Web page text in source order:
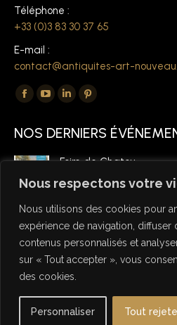
Nous respectons votre
Nous utilisons des cookies pour
expérience de navigation, diffuser
contenus personnalisés et
sur « Tout accepter », vous
des cookies.
Personnaliser Tout
Téléphone :
+33 (0)3 83 30 37 65
E-mail :
contact@antiquites-art-
Trouvez nous sur :
La
Facebook
s'ouvre
nouvelle
fenêtre
La
YouTube
s'ouvre
nouvelle
fenêtre
La
LinkedIn
s'ouvre
une
nouvelle
fenêtre
La
Pinterest
s'ouvre
nouvelle
fenêtre
NOS DERNIERS
Foire de Chatou
6 mars 2026
Studio